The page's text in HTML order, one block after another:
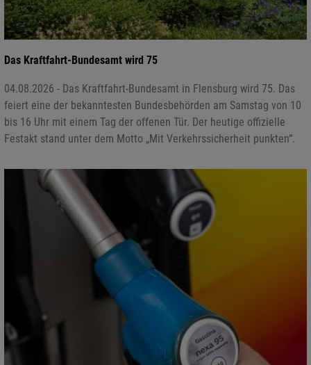
Das Kraftfahrt-Bundesamt wird 75
04.08.2026 - Das Kraftfahrt-Bundesamt in Flensburg wird 75. Das
feiert eine der bekanntesten Bundesbehörden am Samstag von 10
bis 16 Uhr mit einem Tag der offenen Tür. Der heutige offizielle
Festakt stand unter dem Motto „Mit Verkehrssicherheit punkten“.